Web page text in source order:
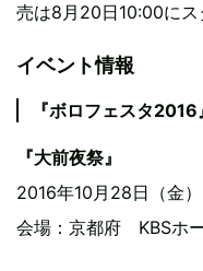
売は8月20日10:00にス
イベント情報
『ボロフェスタ2016
『大前夜祭』
2016年10月28日（金
会場：京都府 KBSホ